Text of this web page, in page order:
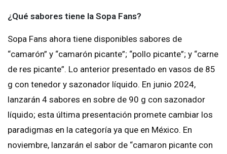
¿Qué sabores tiene la Sopa Fans?
Sopa Fans ahora tiene disponibles sabores de
“camarón” y “camarón picante”; “pollo picante”; y “carne
de res picante”. Lo anterior presentado en vasos de 85
g con tenedor y sazonador líquido. En junio 2024,
lanzarán 4 sabores en sobre de 90 g con sazonador
líquido; esta última presentación promete cambiar los
paradigmas en la categoría ya que en México. En
noviembre, lanzarán el sabor de “camaron picante con